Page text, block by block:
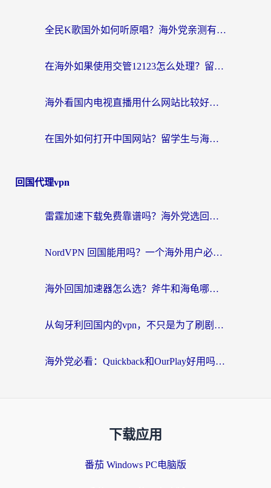
全民K歌国外如何听原唱？海外党亲测有效的回国加速器选择指南
在海外如果使用交管12123怎么处理？留学生亲测有效的回国加速方案
海外看国内电视直播用什么网站比较好？一篇解决你所有追剧难题的实用指南
在国外如何打开中国网站？留学生与海外华人的无缝访问指南
回国代理vpn
雷霆加速下载免费靠谱吗？海外党选回国加速器的避坑指南（附热门工具对比）
NordVPN 回国能用吗？一个海外用户必须面对的真实困境
海外回国加速器怎么选？斧牛和海龟哪个好？一篇帮你避开坑的实用指南
从匈牙利回国内的vpn，不只是为了刷剧那么简单
海外党必看：Quickback和OurPlay好用吗？3分钟选对回国加速器，无缝刷剧玩游戏
下载应用
番茄 Windows PC电脑版